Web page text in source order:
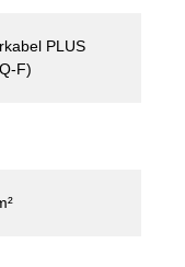
PLUS
F)